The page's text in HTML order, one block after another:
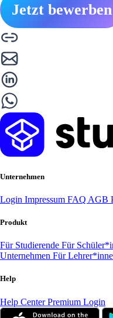
Jetzt bewerben
Unternehmen
Login Impressum FAQ AGB
Produkt
Für Studierende Für
Unternehmen Für
Help
Help CenterPremium Login